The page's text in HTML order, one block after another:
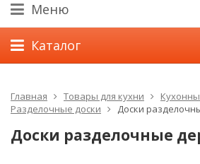
Меню
Каталог
Главная Товары для кухни
Разделочные доски
Доски
Доски разделочные